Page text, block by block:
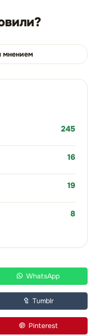
мнением
245
16
19
8
WhatsApp
Tumblr
Pinterest